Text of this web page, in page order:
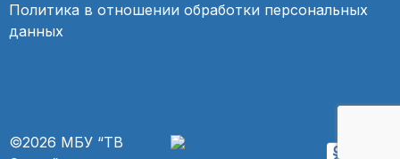
Политика в отношении обработки персональных
данных
©2026 МБУ “ТВ